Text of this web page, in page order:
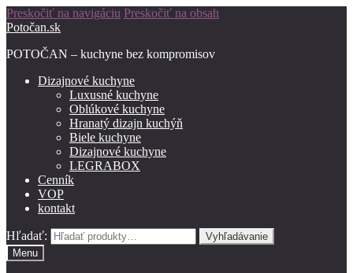
Preskočiť na navigáciu Preskočiť na obsah
Potočan.sk
POTOČAN – kuchyne bez kompromisov
Dizajnové kuchyne
Luxusné kuchyne
Oblúkové kuchyne
Hranatý dizajn kuchýň
Biele kuchyne
Dizajnové kuchyne
LEGRABOX
Cenník
VOP
kontakt
Hľadať:
Vyhľadávanie
Menu